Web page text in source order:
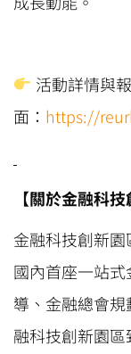
活動詳情與
面： https://
【關於金融科技
金融科技創新
國內首座一站
導、金融總會
融科技創新園